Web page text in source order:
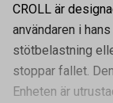
CROLL är
användaren i
stötbelastning
stoppar fallet.
Enheten är